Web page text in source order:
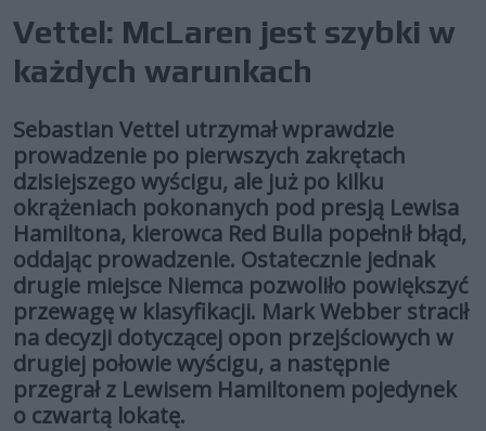
Vettel: McLaren jest szybki w
każdych warunkach
Sebastian Vettel utrzymał wprawdzie
prowadzenie po pierwszych zakrętach
dzisiejszego wyścigu, ale już po kilku
okrążeniach pokonanych pod presją Lewisa
Hamiltona, kierowca Red Bulla popełnił błąd,
oddając prowadzenie. Ostatecznie jednak
drugie miejsce Niemca pozwoliło powiększyć
przewagę w klasyfikacji. Mark Webber stracił
na decyzji dotyczącej opon przejściowych w
drugiej połowie wyścigu, a następnie
przegrał z Lewisem Hamiltonem pojedynek
o czwartą lokatę.